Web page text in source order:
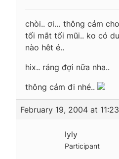
chòi.. ơi… thông cảm
tối mắt tối mũi.. ko có
nào hêt é..
hix.. ráng đợi nữa nha..
thông cảm đi nhé..
February 19, 2004 at
lyly
Participant